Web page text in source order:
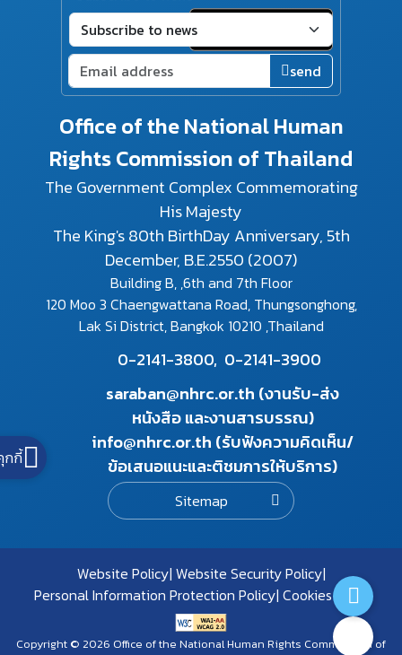
Office of the National Human
Rights Commission of Thailand
The Government Complex Commemorating
His Majesty
The King's 80th BirthDay Anniversary, 5th
December, B.E.2550 (2007)
Building B, ,6th and 7th Floor
120 Moo 3 Chaengwattana Road, Thungsonghong,
Lak Si District, Bangkok 10210 ,Thailand
0-2141-3800, 0-2141-3900
saraban@nhrc.or.th (งานรับ-ส่ง
หนังสือ และงานสารบรรณ)
info@nhrc.or.th (รับฟังความคิดเห็น/
ข้อเสนอแนะและติชมการให้บริการ)
Sitemap
send
Website Policy Website Security Policy
Personal Information Protection Policy Cookies Policy
Copyright © 2026 Office of the National Human Rights Commission of
กกี้